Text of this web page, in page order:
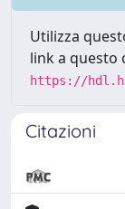
Utilizza
link a questo
https://
Citazioni